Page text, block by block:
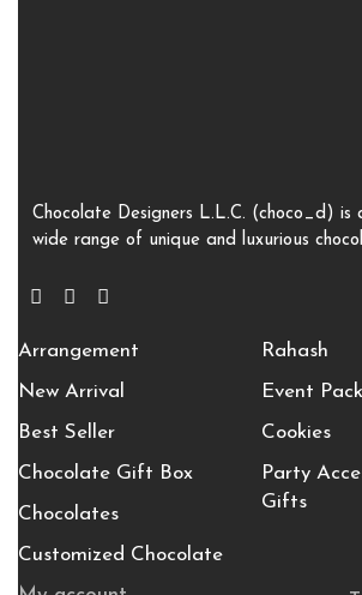
Chocolate Designers L.L.C. (choco_d)
wide range of unique and luxurious
Arrangement
New Arrival
Best Seller
Chocolate Gift Box
Chocolates
Customized Chocolate
Rahash
Event
Cookies
Party
Gifts